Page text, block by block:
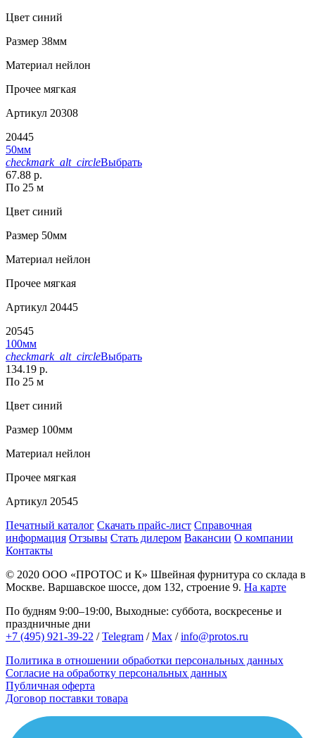
Цвет синий
Размер 38мм
Материал нейлон
Прочее мягкая
Артикул 20308
20445
50мм
checkmark_alt_circleВыбрать
67.88 р.
По 25 м
Цвет синий
Размер 50мм
Материал нейлон
Прочее мягкая
Артикул 20445
20545
100мм
checkmark_alt_circleВыбрать
134.19 р.
По 25 м
Цвет синий
Размер 100мм
Материал нейлон
Прочее мягкая
Артикул 20545
Печатный каталог Скачать прайс-лист Справочная
информация Отзывы Стать дилером Вакансии О компании
Контакты
© 2020 ООО «ПРОТОС и К» Швейная фурнитура со склада в
Москве. Варшавское шоссе, дом 132, строение 9. На карте
По будням 9:00–19:00, Выходные: суббота, воскресенье и
праздничные дни
+7 (495) 921-39-22 /Telegram /Max /info@protos.ru
Политика в отношении обработки персональных данных
Согласие на обработку персональных данных
Публичная оферта
Договор поставки товара